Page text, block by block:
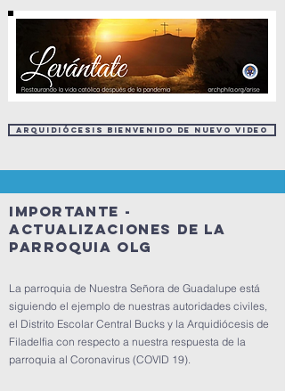
Arquidiócesis Bienvenido de nuevo Video
IMPORTANTE -
Actualizaciones de la
parroquia OLG
La parroquia de Nuestra Señora de Guadalupe está
siguiendo el ejemplo de nuestras autoridades civiles,
el Distrito Escolar Central Bucks y la Arquidiócesis de
Filadelfia con respecto a nuestra respuesta de la
parroquia al Coronavirus (COVID 19).